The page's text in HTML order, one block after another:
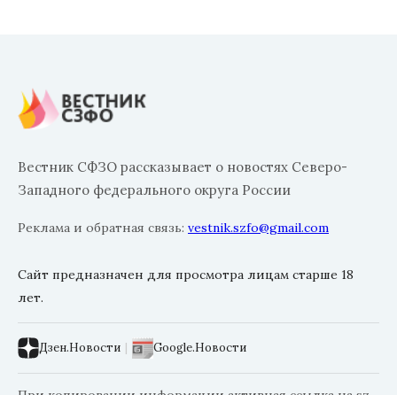
Вестник СФЗО рассказывает о новостях Северо-
Западного федерального округа России
Реклама и обратная связь: vestnik.szfo@gmail.com
Сайт предназначен для просмотра лицам старше 18
лет.
Дзен.Новости | Google.Новости